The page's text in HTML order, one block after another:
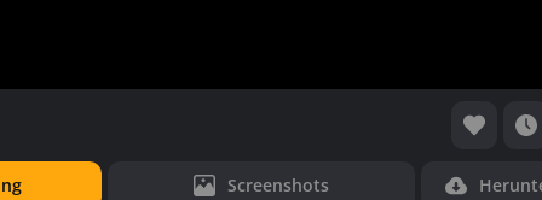
Screenshots